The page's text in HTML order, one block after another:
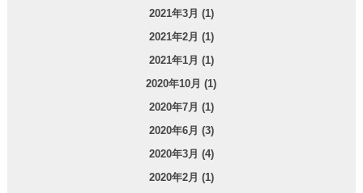
2021年3月 (1)
2021年2月 (1)
2021年1月 (1)
2020年10月 (1)
2020年7月 (1)
2020年6月 (3)
2020年3月 (4)
2020年2月 (1)